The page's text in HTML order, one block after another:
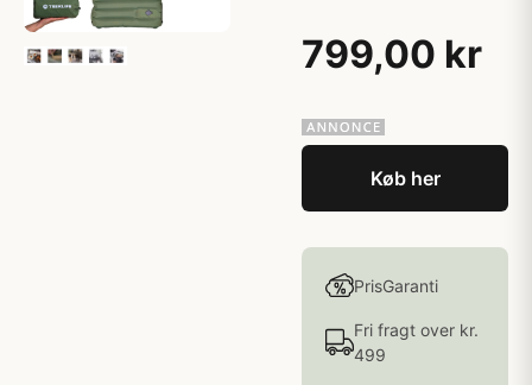
799,00 kr
Køb her
PrisGaranti
Fri fragt over kr.
499